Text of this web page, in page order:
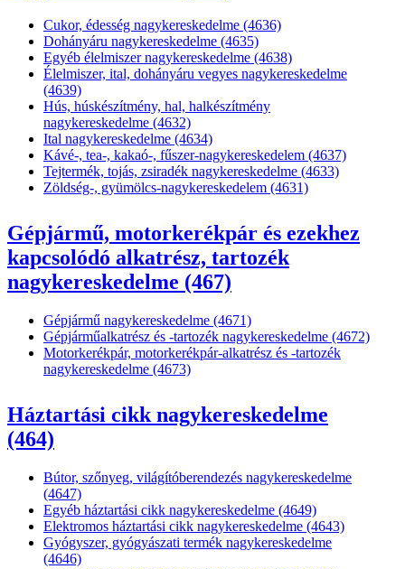
Cukor, édesség nagykereskedelme (4636)
Dohányáru nagykereskedelme (4635)
Egyéb élelmiszer nagykereskedelme (4638)
Élelmiszer, ital, dohányáru vegyes nagykereskedelme
(4639)
Hús, húskészítmény, hal, halkészítmény
nagykereskedelme (4632)
Ital nagykereskedelme (4634)
Kávé-, tea-, kakaó-, fűszer-nagykereskedelem (4637)
Tejtermék, tojás, zsiradék nagykereskedelme (4633)
Zöldség-, gyümölcs-nagykereskedelem (4631)
Gépjármű, motorkerékpár és ezekhez
kapcsolódó alkatrész, tartozék
nagykereskedelme (467)
Gépjármű nagykereskedelme (4671)
Gépjárműalkatrész és -tartozék nagykereskedelme (4672)
Motorkerékpár, motorkerékpár-alkatrész és -tartozék
nagykereskedelme (4673)
Háztartási cikk nagykereskedelme
(464)
Bútor, szőnyeg, világítóberendezés nagykereskedelme
(4647)
Egyéb háztartási cikk nagykereskedelme (4649)
Elektromos háztartási cikk nagykereskedelme (4643)
Gyógyszer, gyógyászati termék nagykereskedelme
(4646)